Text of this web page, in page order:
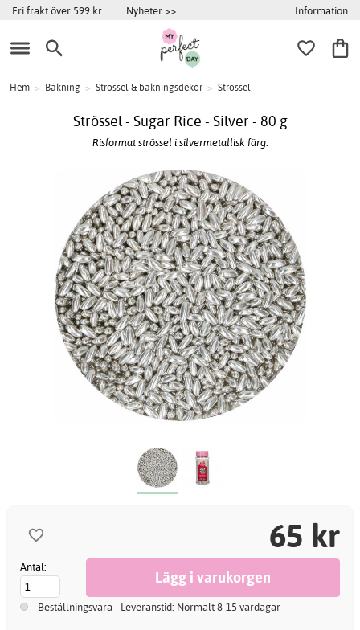
Fri frakt över 599 kr Nyheter >> Information
Hem > Bakning > Strössel & bakningsdekor > Strössel
Strössel - Sugar Rice - Silver - 80 g
Risformat strössel i silvermetallisk färg.
65 kr
Antal:
Beställningsvara - Leveranstid: Normalt 8-15 vardagar